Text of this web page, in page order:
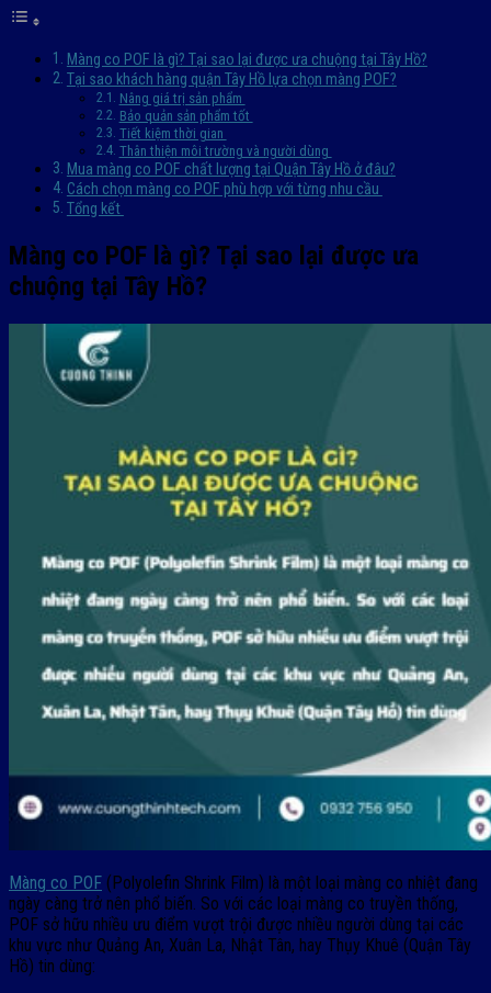
Màng co POF là gì? Tại sao lại được ưa chuộng tại Tây Hồ?
Tại sao khách hàng quận Tây Hồ lựa chọn màng POF?
Nâng giá trị sản phẩm
Bảo quản sản phẩm tốt
Tiết kiệm thời gian
Thân thiện môi trường và người dùng
Mua màng co POF chất lượng tại Quận Tây Hồ ở đâu?
Cách chọn màng co POF phù hợp với từng nhu cầu
Tổng kết
Màng co POF là gì? Tại sao lại được ưa
chuộng tại Tây Hồ?
Màng co POF (Polyolefin Shrink Film) là một loại màng co nhiệt đang
ngày càng trở nên phổ biến. So với các loại màng co truyền thống,
POF sở hữu nhiều ưu điểm vượt trội được nhiều người dùng tại các
khu vực như Quảng An, Xuân La, Nhật Tân, hay Thụy Khuê (Quận Tây
Hồ) tin dùng: